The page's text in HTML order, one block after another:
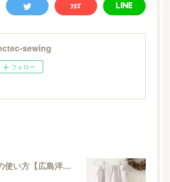
sewing
フォロー
２WAYニット生地の使い方【広島洋裁教室・てくてくソーイング】